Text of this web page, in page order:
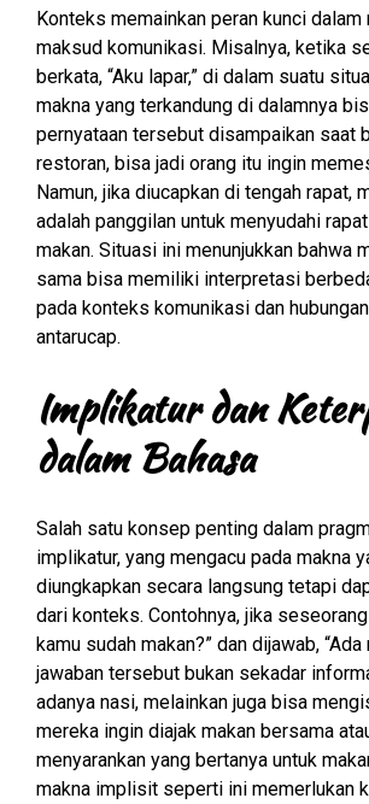
Konteks memainkan peran kunci dalam
maksud komunikasi. Misalnya, ketika
berkata, “Aku lapar,” di dalam suatu
makna yang terkandung di dalamnya
pernyataan tersebut disampaikan saat
restoran, bisa jadi orang itu ingin
Namun, jika diucapkan di tengah rapat,
adalah panggilan untuk menyudahi
makan. Situasi ini menunjukkan bahwa
sama bisa memiliki interpretasi
pada konteks komunikasi dan
antarucap.
Implikatur dan
dalam Bahasa
Salah satu konsep penting dalam
implikatur, yang mengacu pada makna
diungkapkan secara langsung tetapi
dari konteks. Contohnya, jika seseorang
kamu sudah makan?” dan dijawab, “Ada
jawaban tersebut bukan sekadar
adanya nasi, melainkan juga bisa
mereka ingin diajak makan bersama
menyarankan yang bertanya untuk
makna implisit seperti ini memerlukan